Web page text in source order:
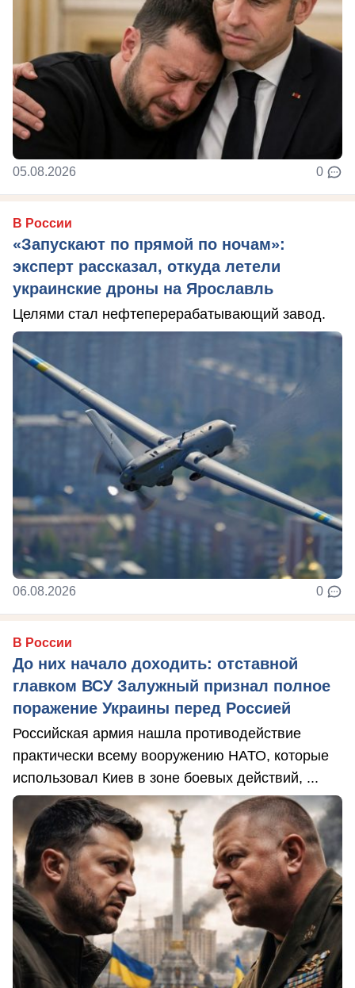
05.08.2026 0
В России
«Запускают по прямой по ночам»:
эксперт рассказал, откуда летели
украинские дроны на Ярославль
Целями стал нефтеперерабатывающий завод.
06.08.2026 0
В России
До них начало доходить: отставной
главком ВСУ Залужный признал полное
поражение Украины перед Россией
Российская армия нашла противодействие
практически всему вооружению НАТО, которые
использовал Киев в зоне боевых действий, ...